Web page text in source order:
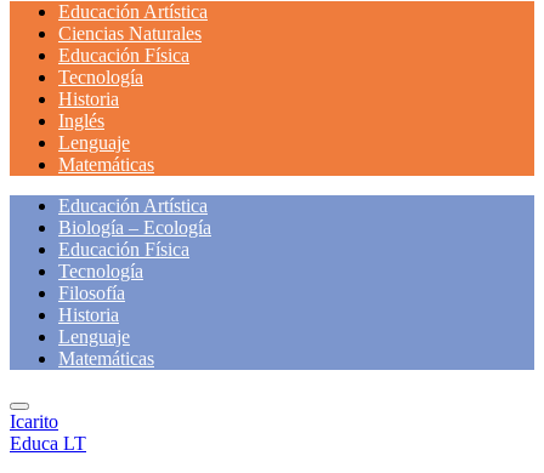
Educación Artística
Ciencias Naturales
Educación Física
Tecnología
Historia
Inglés
Lenguaje
Matemáticas
Educación Artística
Biología – Ecología
Educación Física
Tecnología
Filosofía
Historia
Lenguaje
Matemáticas
Icarito
Educa LT